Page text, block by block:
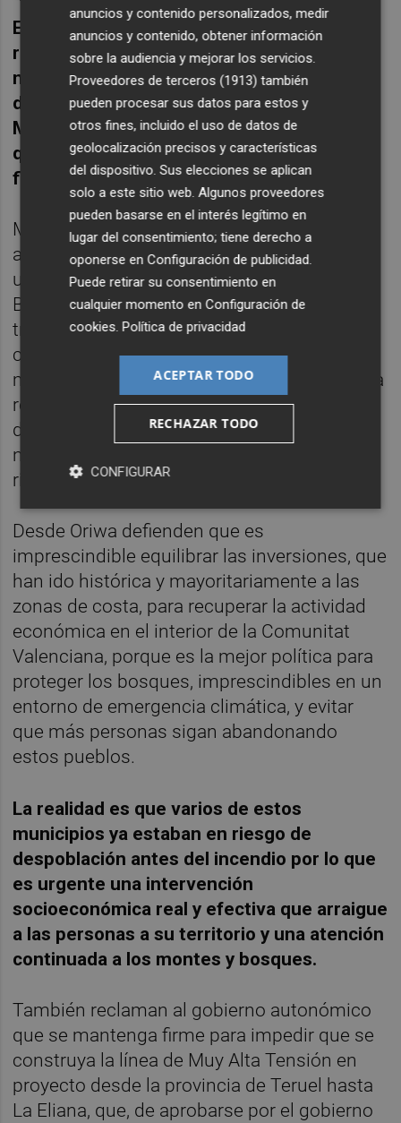
El primer paso para repoblar la zona es
recuperar sus montes y para ello se
necesita la inversión urgente e implicación
de las entidades e instituciones públicas.
Mientras no se recupere el monte
quemado, será complicado que la vida
florezca en estas zonas afectadas.
Más allá de la declaración de intenciones, la
asociación que esta semana ha organizado
una acción reivindicativa en el municipio de
Bejís con motico del primer año de la
tragedia, pide a los organismos públicos la
colaboración para agilizar la puesta en
marcha de políticas eficaces que permitan la
recuperación socioeconómica y ambiental
de la zona. Políticas reales y efectivas al
nuevo equipo que acaba de tomar las
riendas del gobierno.
Desde Oriwa defienden que es
imprescindible equilibrar las inversiones, que
han ido histórica y mayoritariamente a las
zonas de costa, para recuperar la actividad
económica en el interior de la Comunitat
Valenciana, porque es la mejor política para
proteger los bosques, imprescindibles en un
entorno de emergencia climática, y evitar
que más personas sigan abandonando
estos pueblos.
La realidad es que varios de estos
municipios ya estaban en riesgo de
despoblación antes del incendio por lo que
es urgente una intervención
socioeconómica real y efectiva que arraigue
a las personas a su territorio y una atención
continuada a los montes y bosques.
También reclaman al gobierno autonómico
que se mantenga firme para impedir que se
construya la línea de Muy Alta Tensión en
proyecto desde la provincia de Teruel hasta
La Eliana, que, de aprobarse por el gobierno
anuncios y contenido personalizados, medir
anuncios y contenido, obtener información
sobre la audiencia y mejorar los servicios.
Proveedores de terceros (1913) también
pueden procesar sus datos para estos y
otros fines, incluido el uso de datos de
geolocalización precisos y características
del dispositivo. Sus elecciones se aplican
solo a este sitio web. Algunos proveedores
pueden basarse en el interés legítimo en
lugar del consentimiento; tiene derecho a
oponerse enConfiguración de publicidad
Puede retirar su consentimiento en
cualquier momento enConfiguración de
cookies .Política de privacidad
ACEPTAR TODO
RECHAZAR TODO
CONFIGURAR